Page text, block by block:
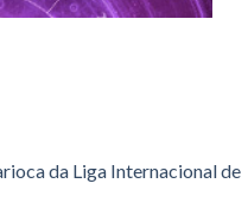
da Liga Internacional de